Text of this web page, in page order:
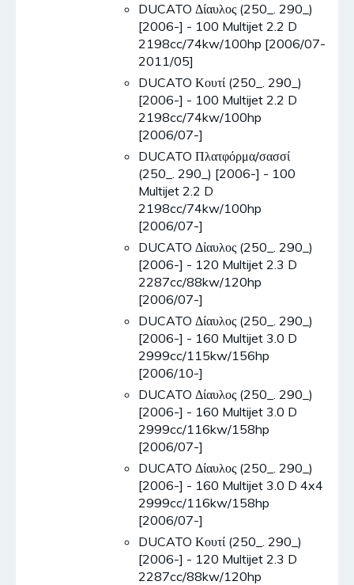
DUCATO Δίαυλος (250_. 290_)
[2006-] - 100 Multijet 2.2 D
2198cc/74kw/100hp [2006/07-
2011/05]
DUCATO Κουτί (250_. 290_)
[2006-] - 100 Multijet 2.2 D
2198cc/74kw/100hp
[2006/07-]
DUCATO Πλατφόρμα/σασσί
(250_. 290_) [2006-] - 100
Multijet 2.2 D
2198cc/74kw/100hp
[2006/07-]
DUCATO Δίαυλος (250_. 290_)
[2006-] - 120 Multijet 2.3 D
2287cc/88kw/120hp
[2006/07-]
DUCATO Δίαυλος (250_. 290_)
[2006-] - 160 Multijet 3.0 D
2999cc/115kw/156hp
[2006/10-]
DUCATO Δίαυλος (250_. 290_)
[2006-] - 160 Multijet 3.0 D
2999cc/116kw/158hp
[2006/07-]
DUCATO Δίαυλος (250_. 290_)
[2006-] - 160 Multijet 3.0 D 4x4
2999cc/116kw/158hp
[2006/07-]
DUCATO Κουτί (250_. 290_)
[2006-] - 120 Multijet 2.3 D
2287cc/88kw/120hp